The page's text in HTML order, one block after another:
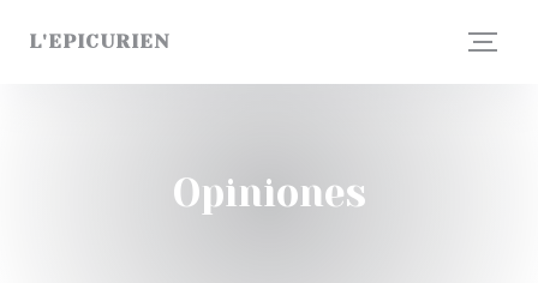
L'EPICURIEN
Opiniones